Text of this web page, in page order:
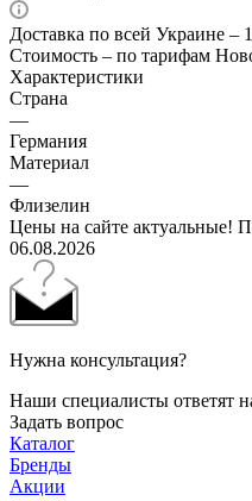
Доставка по всей Украине –
Стоимость – по тарифам
Характеристики
Страна
—
Германия
Материал
—
Флизелин
Цены на сайте актуальные!
06.08.2026
Нужна консультация?
Наши специалисты ответят
Задать вопрос
Каталог
Бренды
Акции